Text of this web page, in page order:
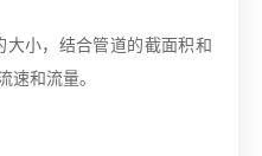
小，结合管道的截面积和
速和流量。